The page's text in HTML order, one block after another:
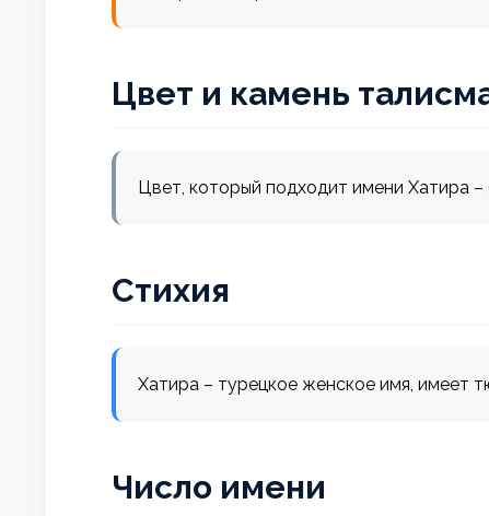
Цвет и камень
Цвет, который подходит имени Хатира –
Стихия
Хатира – турецкое женское имя, имеет
Число имени